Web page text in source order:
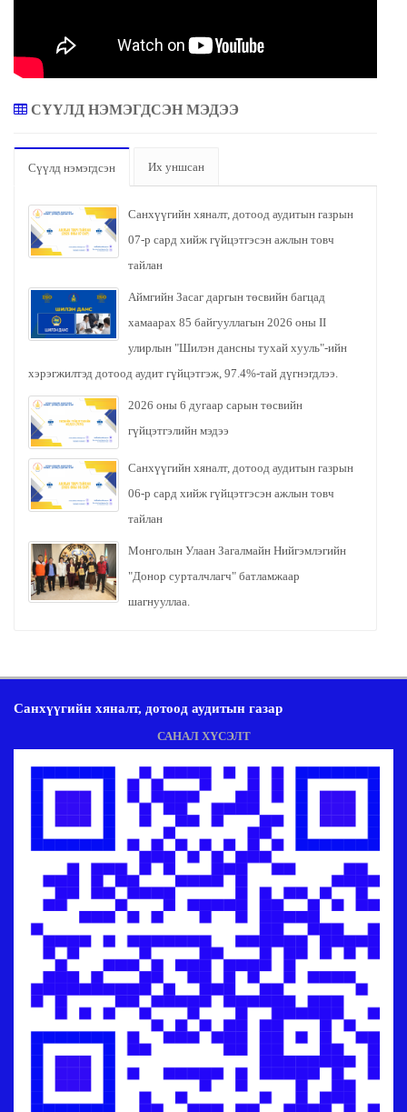
СҮҮЛД НЭМЭГДСЭН МЭДЭЭ
Сүүлд нэмэгдсэн Их уншсан
Санхүүгийн хяналт, дотоод аудитын газрын
07-р сард хийж гүйцэтгэсэн ажлын товч
тайлан
Аймгийн Засаг даргын төсвийн багцад
хамаарах 85 байгууллагын 2026 оны II
улирлын "Шилэн дансны тухай хууль"-ийн
хэрэгжилтэд дотоод аудит гүйцэтгэж, 97.4%-тай дүгнэгдлээ.
2026 оны 6 дугаар сарын төсвийн
гүйцэтгэлийн мэдээ
Санхүүгийн хяналт, дотоод аудитын газрын
06-р сард хийж гүйцэтгэсэн ажлын товч
тайлан
Монголын Улаан Загалмайн Нийгэмлэгийн
"Донор сурталчлагч" батламжаар
шагнууллаа.
Санхүүгийн хяналт, дотоод аудитын газар
САНАЛ ХҮСЭЛТ